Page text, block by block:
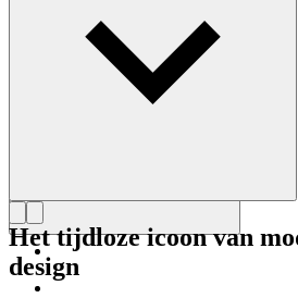
Het tijdloze icoon van
design